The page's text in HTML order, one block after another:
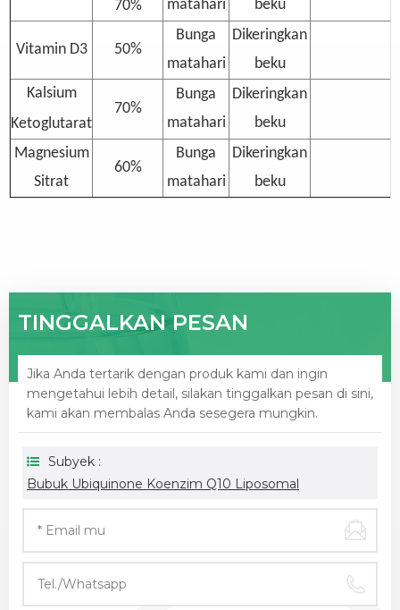
matahari beku
70%
Vitamin D3 50%
Bunga
matahari
Dikeringkan
beku
Kalsium
Ketoglutarat
70%
Bunga
matahari
Dikeringkan
beku
Magnesium
Sitrat
60%
Bunga
matahari
Dikeringkan
beku
TINGGALKAN PESAN
Jika Anda tertarik dengan produk kami dan ingin
mengetahui lebih detail, silakan tinggalkan pesan di sini,
kami akan membalas Anda sesegera mungkin.
Subyek :
Bubuk Ubiquinone Koenzim Q10 Liposomal